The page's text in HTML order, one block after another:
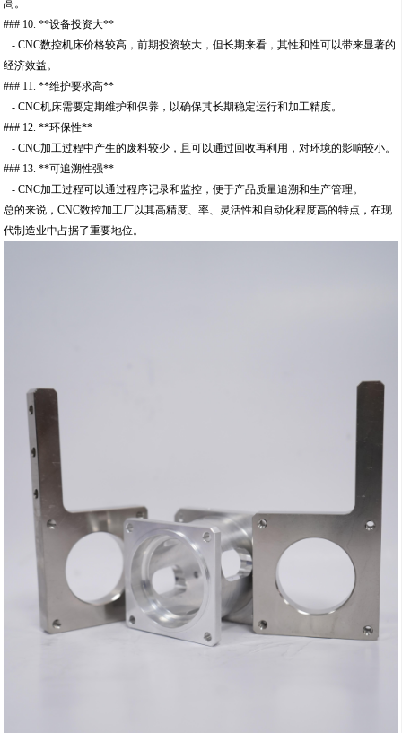
高。
### 10. **设备投资大**
- CNC数控机床价格较高，前期投资较大，但长期来看，其性和性可以带来显著的
经济效益。
### 11. **维护要求高**
- CNC机床需要定期维护和保养，以确保其长期稳定运行和加工精度。
### 12. **环保性**
- CNC加工过程中产生的废料较少，且可以通过回收再利用，对环境的影响较小。
### 13. **可追溯性强**
- CNC加工过程可以通过程序记录和监控，便于产品质量追溯和生产管理。
总的来说，CNC数控加工厂以其高精度、率、灵活性和自动化程度高的特点，在现
代制造业中占据了重要地位。